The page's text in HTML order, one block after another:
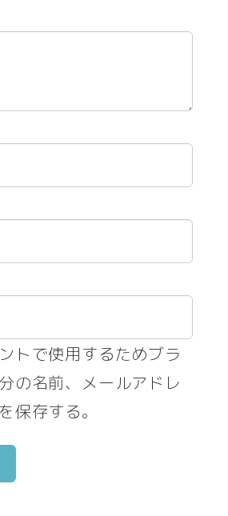
トで使用するためブラ
の名前、メールアドレ
保存する。